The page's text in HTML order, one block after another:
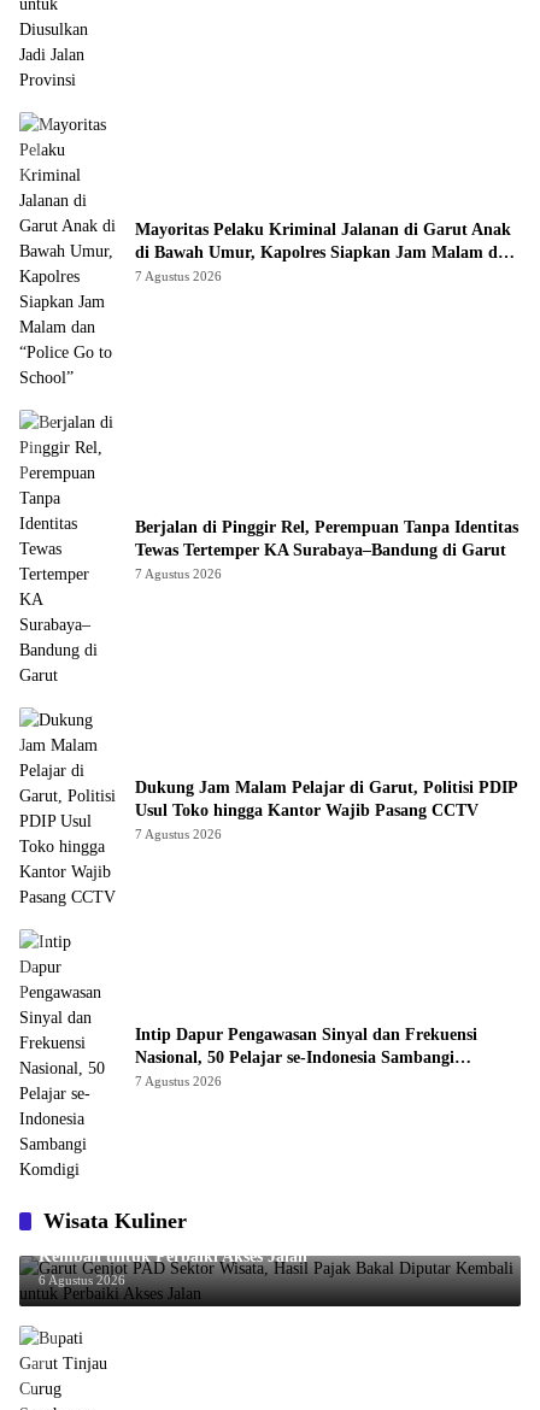
Mayoritas Pelaku Kriminal Jalanan di Garut Anak
di Bawah Umur, Kapolres Siapkan Jam Malam dan
“Police Go to School”
7 Agustus 2026
Berjalan di Pinggir Rel, Perempuan Tanpa Identitas
Tewas Tertemper KA Surabaya–Bandung di Garut
7 Agustus 2026
Dukung Jam Malam Pelajar di Garut, Politisi PDIP
Usul Toko hingga Kantor Wajib Pasang CCTV
7 Agustus 2026
Intip Dapur Pengawasan Sinyal dan Frekuensi
Nasional, 50 Pelajar se-Indonesia Sambangi
Komdigi
7 Agustus 2026
Wisata Kuliner
Garut Genjot PAD Sektor Wisata, Hasil Pajak Bakal Diputar
Kembali untuk Perbaiki Akses Jalan
6 Agustus 2026